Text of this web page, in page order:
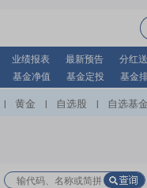
业绩报表 最新预告 分红
基金净值 基金定投 基金
黄金 自选股 自选基金